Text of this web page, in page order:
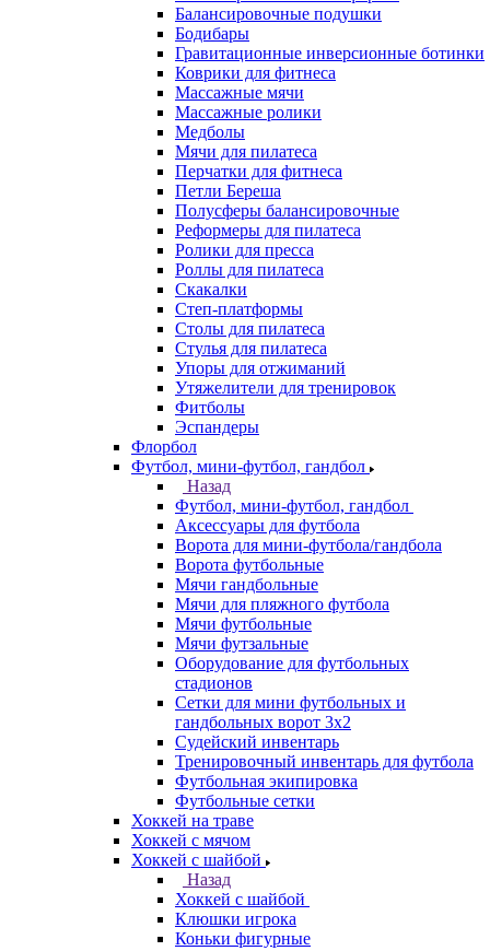
Балансировочные подушки
Бодибары
Гравитационные инверсионные ботинки
Коврики для фитнеса
Массажные мячи
Массажные ролики
Медболы
Мячи для пилатеса
Перчатки для фитнеса
Петли Береша
Полусферы балансировочные
Реформеры для пилатеса
Ролики для пресса
Роллы для пилатеса
Скакалки
Степ-платформы
Столы для пилатеса
Стулья для пилатеса
Упоры для отжиманий
Утяжелители для тренировок
Фитболы
Эспандеры
Флорбол
Футбол, мини-футбол, гандбол
Назад
Футбол, мини-футбол, гандбол
Аксессуары для футбола
Ворота для мини-футбола/гандбола
Ворота футбольные
Мячи гандбольные
Мячи для пляжного футбола
Мячи футбольные
Мячи футзальные
Оборудование для футбольных
стадионов
Сетки для мини футбольных и
гандбольных ворот 3х2
Судейский инвентарь
Тренировочный инвентарь для футбола
Футбольная экипировка
Футбольные сетки
Хоккей на траве
Хоккей с мячом
Хоккей с шайбой
Назад
Хоккей с шайбой
Клюшки игрока
Коньки фигурные